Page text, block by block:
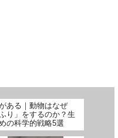
ある｜動物はなぜ
り」をするのか？生
の科学的戦略5選